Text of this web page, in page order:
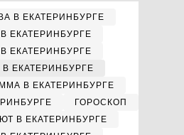
В ЕКАТЕРИНБУРГЕ
ЕКАТЕРИНБУРГЕ
ЕКАТЕРИНБУРГЕ
ЕКАТЕРИНБУРГЕ
В ЕКАТЕРИНБУРГЕ
ГОРОСКОП
В ЕКАТЕРИНБУРГЕ